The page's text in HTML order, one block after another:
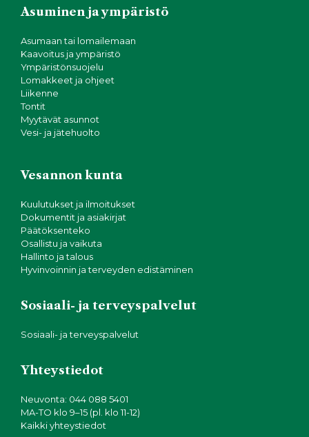
Asuminen ja ympäristö
Asumaan tai lomailemaan
Kaavoitus ja ympäristö
Ympäristönsuojelu
Lomakkeet ja ohjeet
Liikenne
Tontit
Myytävät asunnot
Vesi- ja jätehuolto
Vesannon kunta
Kuulutukset ja ilmoitukset
Dokumentit ja asiakirjat
Päätöksenteko
Osallistu ja vaikuta
Hallinto ja talous
Hyvinvoinnin ja terveyden edistäminen
Sosiaali- ja terveyspalvelut
Sosiaali- ja terveyspalvelut
Yhteystiedot
Neuvonta: 044 088 5401
MA-TO klo 9–15 (pl. klo 11-12)
Kaikki yhteystiedot